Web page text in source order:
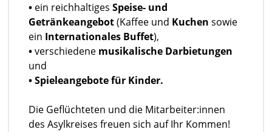
• ein reichhaltiges Speise- und
Getränkeangebot(Kaffee und Kuchen sowie
ein Internationales Buffet),
•verschiedenemusikalische Darbietungen
und
• Spieleangebote für Kinder.
Die Geflüchteten und die Mitarbeiter:innen
des Asylkreises freuen sich auf Ihr Kommen!